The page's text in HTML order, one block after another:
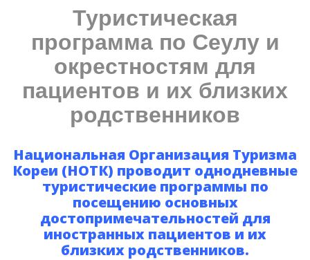
Туристическая
программа по Сеулу и
окрестностям для
пациентов и их близких
родственников
Национальная Организация Туризма
Кореи (НОТК) проводит однодневные
туристические программы по
посещению основных
достопримечательностей для
иностранных пациентов и их
близких родственников.